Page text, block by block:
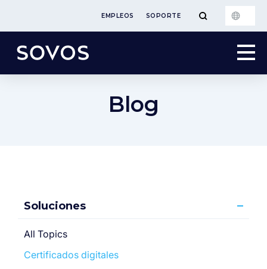
EMPLEOS SOPORTE
Blog
Soluciones
All Topics
Certificados digitales